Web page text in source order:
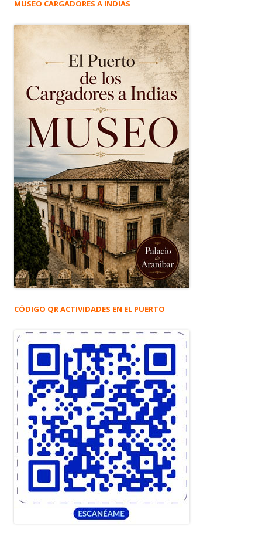
MUSEO CARGADORES A INDIAS
CÓDIGO QR ACTIVIDADES EN EL PUERTO